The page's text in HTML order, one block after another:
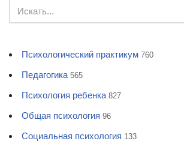
Психологический практикум 760
Педагогика 565
Психология ребенка 827
Общая психология 96
Социальная психология 133